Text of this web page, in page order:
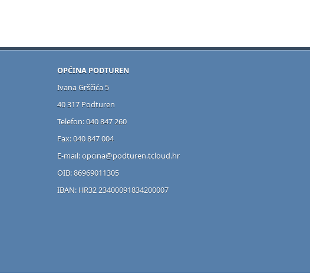
OPĆINA PODTUREN
Ivana Grščića 5
40 317 Podturen
Telefon: 040 847 260
Fax: 040 847 004
E-mail: opcina@podturen.tcloud.hr
OIB: 86969011305
IBAN: HR32 23400091834200007